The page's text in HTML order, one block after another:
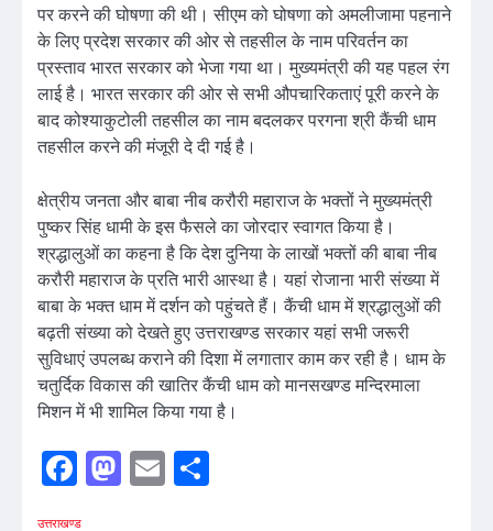
पर करने की घोषणा की थी। सीएम को घोषणा को अमलीजामा पहनाने
के लिए प्रदेश सरकार की ओर से तहसील के नाम परिवर्तन का
प्रस्ताव भारत सरकार को भेजा गया था। मुख्यमंत्री की यह पहल रंग
लाई है। भारत सरकार की ओर से सभी औपचारिकताएं पूरी करने के
बाद कोश्याकुटोली तहसील का नाम बदलकर परगना श्री कैंची धाम
तहसील करने की मंजूरी दे दी गई है।
क्षेत्रीय जनता और बाबा नीब करौरी महाराज के भक्तों ने मुख्यमंत्री
पुष्कर सिंह धामी के इस फैसले का जोरदार स्वागत किया है।
श्रद्धालुओं का कहना है कि देश दुनिया के लाखों भक्तों की बाबा नीब
करौरी महाराज के प्रति भारी आस्था है। यहां रोजाना भारी संख्या में
बाबा के भक्त धाम में दर्शन को पहुंचते हैं। कैंची धाम में श्रद्धालुओं की
बढ़ती संख्या को देखते हुए उत्तराखण्ड सरकार यहां सभी जरूरी
सुविधाएं उपलब्ध कराने की दिशा में लगातार काम कर रही है। धाम के
चतुर्दिक विकास की खातिर कैंची धाम को मानसखण्ड मन्दिरमाला
मिशन में भी शामिल किया गया है।
Facebook
Mastodon
Email
उत्तराखण्ड